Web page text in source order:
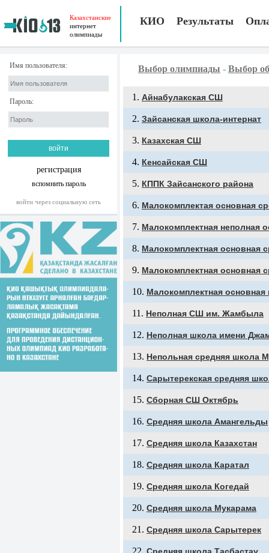
Казахстанские
интернет
олимпиады
КИО Результаты
Имя пользователя:
Пароль:
регистрация
вспомнить пароль
войти через социальную сеть
Выбор олимпиады - Выбор
Айнабулакская СШ
Зайсанская школа-интернат
Казахская СШ
Кенсайская СШ
КППК Зайсанского района
Малокомплектая основная
Малокомплектная неполная
Малокомплектная основная
Малокомплектная основная
Малокомплектная основная
Неполная СШ им. Жамбыла
Неполная школа имени
Непольная средняя школа
Сарытерекская средняя
Сборная СШ Октябрь
Средняя школа Амангельды
Средняя школа Казахстан
Средняя школа Каратал
Средняя школа Когедай
Средняя школа Мукарама
Средняя школа Сарытерек